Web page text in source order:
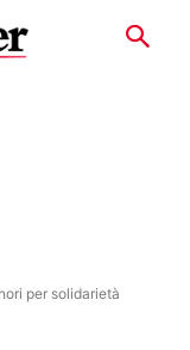
per solidarietà